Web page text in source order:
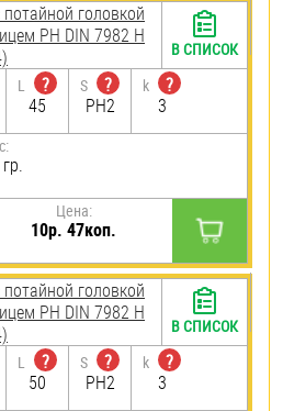
головкой
PH DIN 7982 H
L
?
45
S
?
PH2
k
?
3
Цена:
10р. 47коп.
В СПИСОК
головкой
PH DIN 7982 H
L
?
50
S
?
PH2
k
?
3
В СПИСОК